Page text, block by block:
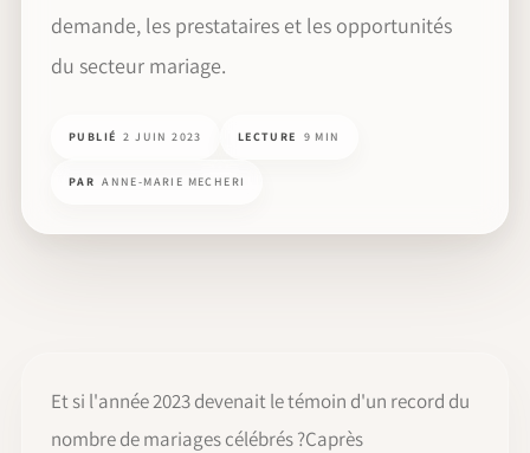
demande, les prestataires et les opportunités
du secteur mariage.
PUBLIÉ 2 JUIN 2023 LECTURE 9 MIN
PAR ANNE-MARIE MECHERI
Et si l'année 2023 devenait le témoin d'un record du
nombre de mariages célébrés ?Çaprès